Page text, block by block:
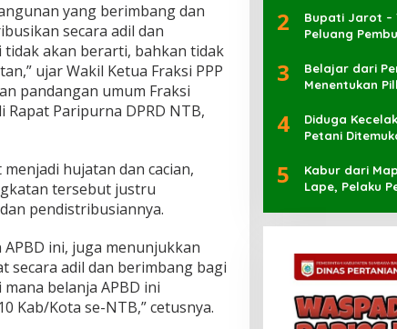
yang berimbang dan
secara adil dan
tidak akan berarti, bahkan tidak
ujar Wakil Ketua Fraksi PPP
pandangan umum Fraksi
Rapat Paripurna DPRD NTB,
hujatan dan cacian,
tersebut justru
pendistribusiannya.
ini, juga menunjukkan
secara adil dan berimbang bagi
belanja APBD ini
Kab/Kota se-NTB,” cetusnya.
2
Bupati Jarot –
Peluang
Kaharuddin
3
Belajar dari
Menentukan
4
Diduga
Petani
5
Kabur dari
Lape, Pelaku